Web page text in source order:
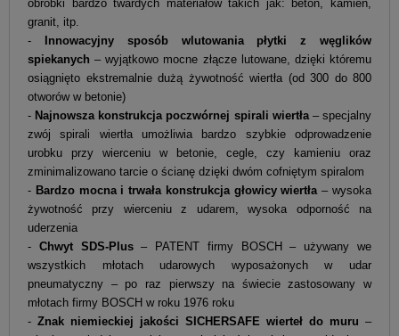
obróbki bardzo twardych materiałów takich jak: beton, kamień,
granit, itp.
- Innowacyjny sposób wlutowania płytki z węglików
spiekanych – wyjątkowo mocne złącze lutowane, dzięki któremu
osiągnięto ekstremalnie dużą żywotność wiertła (od 300 do 800
otworów w betonie)
- Najnowsza konstrukcja poczwórnej spirali wiertła– specjalny
zwój spirali wiertła umożliwia bardzo szybkie odprowadzenie
urobku przy wierceniu w betonie, cegle, czy kamieniu oraz
zminimalizowano tarcie o ścianę dzięki dwóm cofniętym spiralom
- Bardzo mocna i trwała konstrukcja głowicy wiertła – wysoka
żywotność przy wierceniu z udarem, wysoka odporność na
uderzenia
- Chwyt SDS-Plus– PATENT firmy BOSCH – używany we
wszystkich młotach udarowych wyposażonych w udar
pneumatyczny – po raz pierwszy na świecie zastosowany w
młotach firmy BOSCH w roku 1976 roku
- Znak niemieckiej jakości SICHERSAFE wierteł do muru –